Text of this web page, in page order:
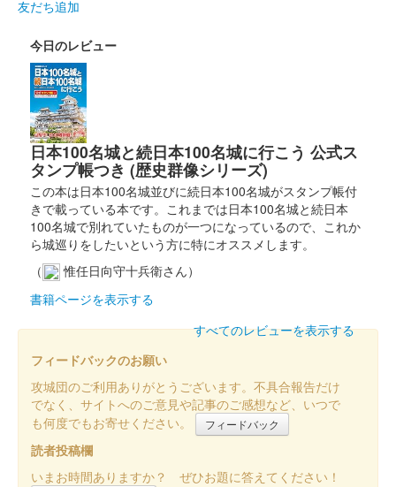
友だち追加
今日のレビュー
日本100名城と続日本100名城に行こう 公式ス
タンプ帳つき (歴史群像シリーズ)
この本は日本100名城並びに続日本100名城がスタンプ帳付
きで載っている本です。これまでは日本100名城と続日本
100名城で別れていたものが一つになっているので、これか
ら城巡りをしたいという方に特にオススメします。
（
惟任日向守十兵衛さん）
書籍ページを表示する
すべてのレビューを表示する
フィードバックのお願い
攻城団のご利用ありがとうございます。不具合報告だけ
でなく、サイトへのご意見や記事のご感想など、いつで
も何度でもお寄せください。
フィードバック
読者投稿欄
いまお時間ありますか？ ぜひお題に答えてください！